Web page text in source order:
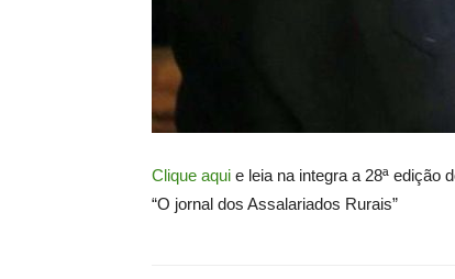
Clique aqui e leia na integra a 28ª edição
“O jornal dos Assalariados Rurais”